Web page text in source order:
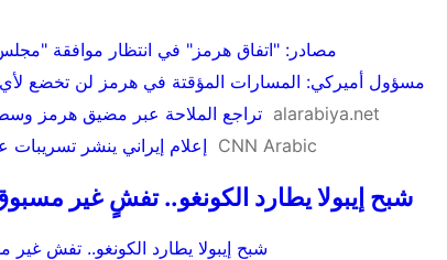
مصادر: "اتفاق هرمز" في انتظار موافقة "مجلس
مسؤول أميركي: المسارات المؤقتة في هرمز لن تخضع
تراجع الملاحة عبر مضيق هرمز alarabiya.net
إعلام إيراني ينشر CNN Arabic
شبح إيبولا يطارد الكونغو.. تفشٍ غير
شبح إيبولا يطارد الكونغو.. تفشٍ غير